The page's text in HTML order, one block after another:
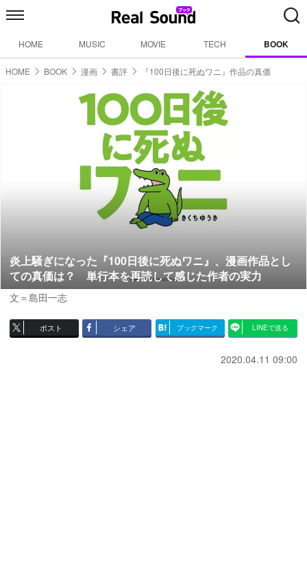
HOME MUSIC MOVIE TECH BOOK
HOME BOOK 漫画 書評 『100日後に死ぬワニ』作品の真価
炎上騒ぎになった『100日後に死ぬワニ』、漫画作品とし
ての真価は？ 単行本を再読して感じた作者の実力
文＝島田一志
ポスト シェア ブックマーク LINEで送る
2020.04.11 09:00